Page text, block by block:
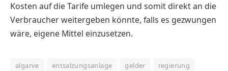
Kosten auf die Tarife umlegen und somit direkt an die
Verbraucher weitergeben könnte, falls es gezwungen
wäre, eigene Mittel einzusetzen.
algarve entsalzungsanlage gelder regierung